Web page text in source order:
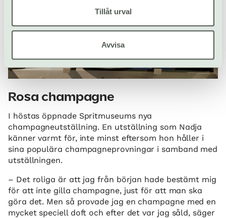
Tillåt urval
Avvisa
Rosa champagne
I höstas öppnade Spritmuseums nya
champagneutställning. En utställning som Nadja
känner varmt för, inte minst eftersom hon håller i
sina populära champagneprovningar i samband med
utställningen.
– Det roliga är att jag från början hade bestämt mig
för att inte gilla champagne, just för att man ska
göra det. Men så provade jag en champagne med en
mycket speciell doft och efter det var jag såld, säger